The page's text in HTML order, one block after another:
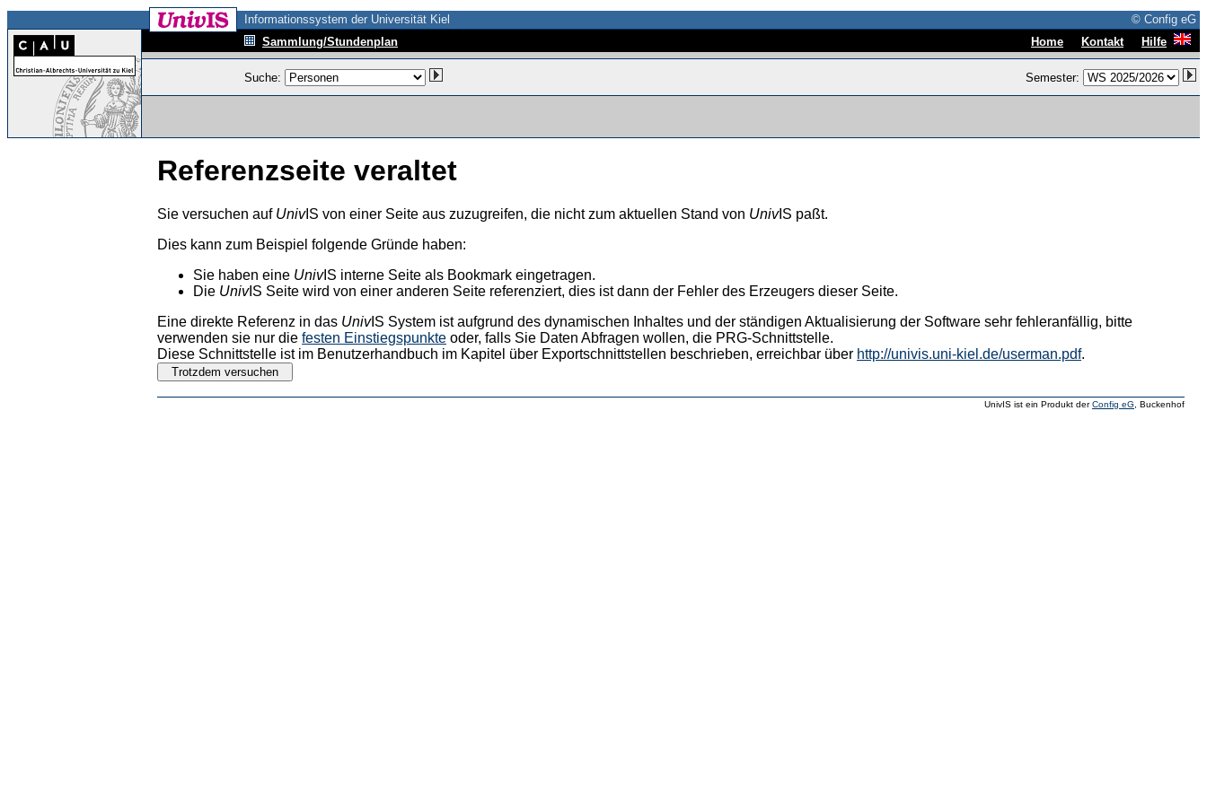
Informationssystem der Universität Kiel
© Config eG
Sammlung/Stundenplan
Home Kontakt Hilfe
Suche: Semester:
Referenzseite veraltet
Sie versuchen auf UnivIS von einer Seite aus zuzugreifen, die nicht zum aktuellen Stand von UnivIS paßt.
Dies kann zum Beispiel folgende Gründe haben:
Sie haben eine UnivIS interne Seite als Bookmark eingetragen.
Die UnivIS Seite wird von einer anderen Seite referenziert, dies ist dann der Fehler des Erzeugers dieser Seite.
Eine direkte Referenz in das UnivIS System ist aufgrund des dynamischen Inhaltes und der ständigen Aktualisierung der Software sehr fehleranfällig, bitte
verwenden sie nur die festen Einstiegspunkte oder, falls Sie Daten Abfragen wollen, die PRG-Schnittstelle.
Diese Schnittstelle ist im Benutzerhandbuch im Kapitel über Exportschnittstellen beschrieben, erreichbar über http://univis.uni-kiel.de/userman.pdf.
UnivIS ist ein Produkt derConfig eG , Buckenhof